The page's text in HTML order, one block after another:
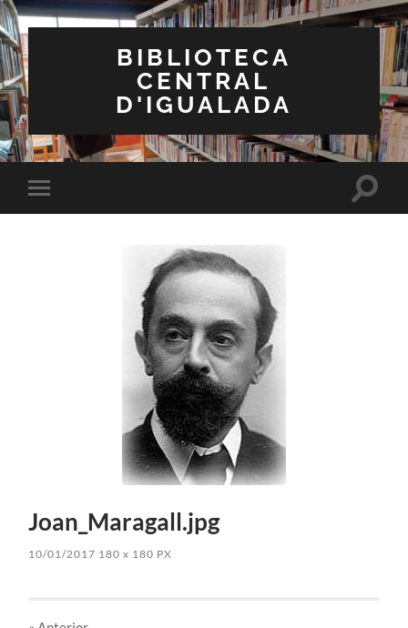
BIBLIOTECA
CENTRAL
D'IGUALADA
Toggle
mobile
Toggle
Joan_Maragall.jpg
10/01/2017 180x 180 PX